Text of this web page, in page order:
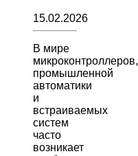
15.02.2026
В мире
микроконтроллеров,
промышленной
автоматики
и
встраиваемых
систем
часто
возникает